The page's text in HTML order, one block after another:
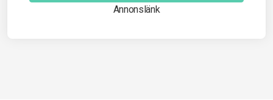
Annonslänk